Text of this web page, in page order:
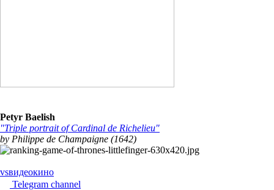
Petyr Baelish
"Triple portrait of Cardinal de Richelieu"
by Philippe de Champaigne (1642)
vsвидеокино
Telegram channel